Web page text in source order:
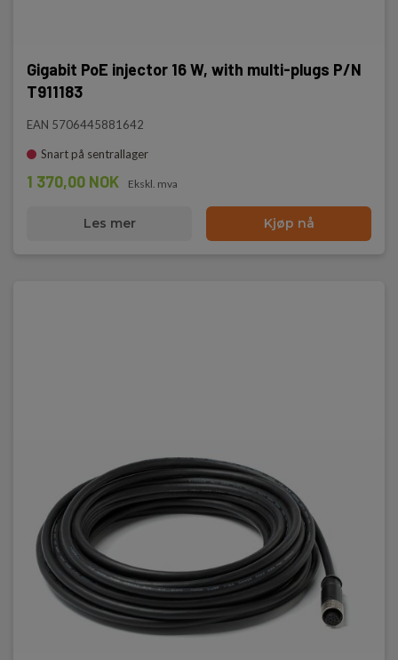
Gigabit PoE injector 16 W, with multi-plugs P/N
T911183
EAN 5706445881642
Snart på sentrallager
1 370,00 NOK Ekskl. mva
Les mer Kjøp nå